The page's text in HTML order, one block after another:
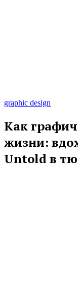
graphic design
Как
жизни:
Untold в